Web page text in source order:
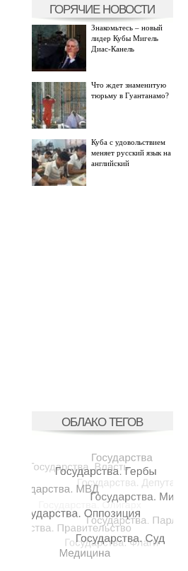
ГОРЯЧИЕ НОВОСТИ
Знакомьтесь – новый
лидер Кубы Мигель
Диас-Канель
Что ждет знаменитую
тюрьму в Гуантанамо?
Куба с удовольствием
меняет русский язык на
английский
ОБЛАКО ТЕГОВ